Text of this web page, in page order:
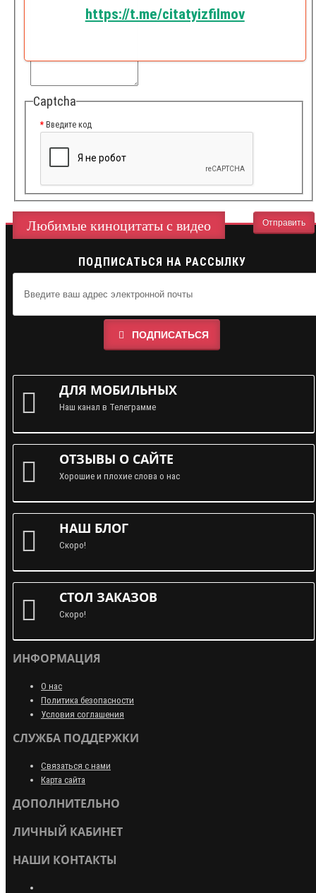
Captcha
Введите код
Любимые киноцитаты с видео
ПОДПИСАТЬСЯ НА РАССЫЛКУ
ПОДПИСАТЬСЯ
ДЛЯ МОБИЛЬНЫХ
Наш канал в Телеграмме
ОТЗЫВЫ О САЙТЕ
Хорошие и плохие слова о нас
НАШ БЛОГ
Скоро!
СТОЛ ЗАКАЗОВ
Скоро!
ИНФОРМАЦИЯ
О нас
Политика безопасности
Условия соглашения
СЛУЖБА ПОДДЕРЖКИ
Связаться с нами
Карта сайта
ДОПОЛНИТЕЛЬНО
ЛИЧНЫЙ КАБИНЕТ
НАШИ КОНТАКТЫ
https://t.me/citatyizfilmov